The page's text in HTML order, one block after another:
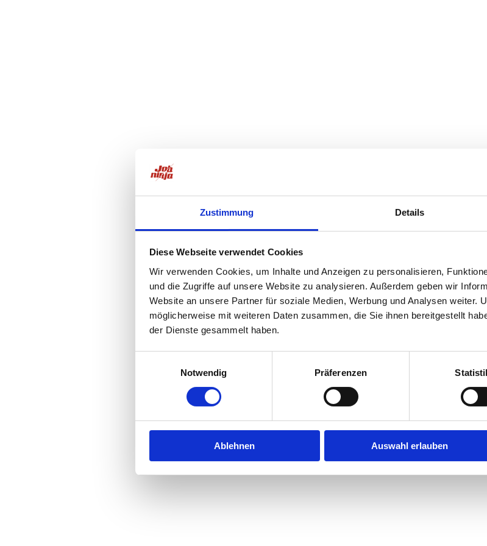
Zustimmung Details
Diese Webseite verwendet Cookies
Wir verwenden Cookies, um Inhalte und Anzeigen zu personalisieren,
und die Zugriffe auf unsere Website zu analysieren. Außerdem geben wir
Website an unsere Partner für soziale Medien, Werbung und Analysen weiter.
möglicherweise mit weiteren Daten zusammen, die Sie ihnen bereitgestellt
der Dienste gesammelt haben.
Notwendig
Präferenzen
Ablehnen Auswahl erlauben
Application error: aclient-side exception has occurred while loadingjobninja.com